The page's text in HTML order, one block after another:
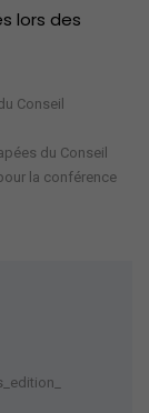
lors des
Conseil
du Conseil
la conférence